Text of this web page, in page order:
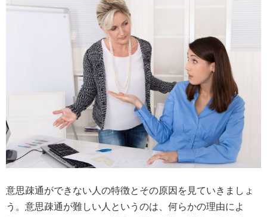
意思疎通ができない人の特徴とその原因を見ていきましょ
う。意思疎通が難しい人というのは、何らかの理由によ